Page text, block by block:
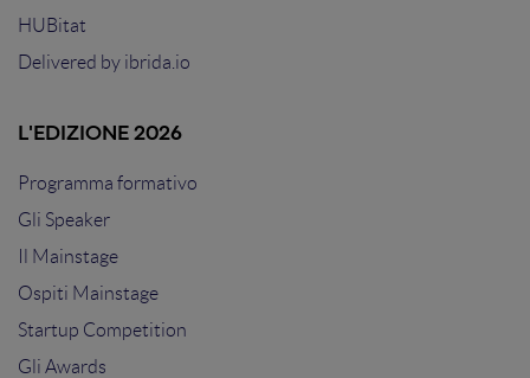
HUBitat
Delivered by ibrida.io
L'EDIZIONE 2026
Programma formativo
Gli Speaker
Il Mainstage
Ospiti Mainstage
Startup Competition
Gli Awards